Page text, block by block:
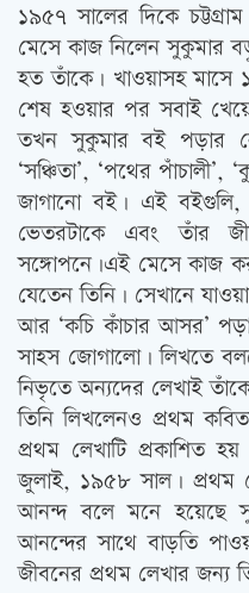
১৯৫৭ সালের দিকে
মেসে কাজ নিলেন সুকুমার
হত তাঁকে। খাওয়াসহ মাসে
শেষ হওয়ার পর সবাই
তখন সুকুমার বই পড়ার
‘সঞ্চিতা’, ‘পথের
জাগানো বই। এই
ভেতরটাকে এবং তাঁর
সঙ্গোপনে।এই মেসে কাজ
যেতেন তিনি। সেখানে
আর ‘কচি কাঁচার আসর’
সাহস জোগালো। লিখতে
নিভৃতে অন্যদের লেখাই
তিনি লিখলেনও প্রথম
প্রথম লেখাটি প্রকাশিত
জুলাই, ১৯৫৮ সাল। প্রথম
আনন্দ বলে মনে হয়েছে
আনন্দের সাথে বাড়তি
জীবনের প্রথম লেখার জন্য